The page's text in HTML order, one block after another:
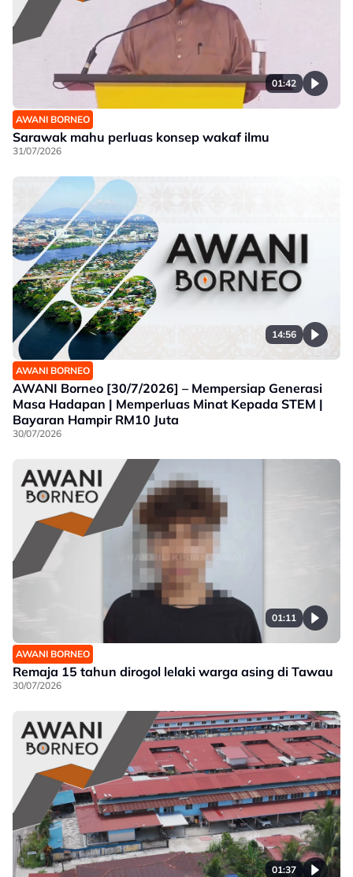
01:42
AWANI BORNEO
Sarawak mahu perluas konsep wakaf ilmu
31/07/2026
14:56
AWANI BORNEO
AWANI Borneo [30/7/2026] – Mempersiap Generasi
Masa Hadapan | Memperluas Minat Kepada STEM |
Bayaran Hampir RM10 Juta
30/07/2026
01:11
AWANI BORNEO
Remaja 15 tahun dirogol lelaki warga asing di Tawau
30/07/2026
01:37